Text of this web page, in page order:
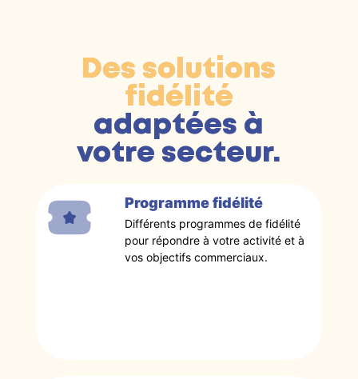
Des solutions
fidélité
adaptées à
votre secteur.
Programme fidélité
Différents programmes de fidélité
pour répondre à votre activité et à
vos objectifs commerciaux.